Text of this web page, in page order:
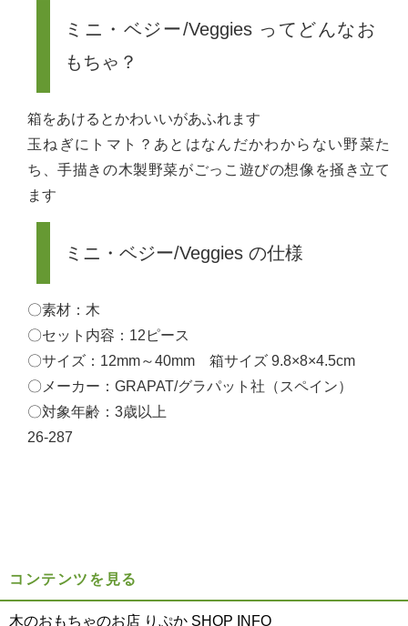
ミニ・ベジー/Veggies ってどんなお
もちゃ？
箱をあけるとかわいいがあふれます
玉ねぎにトマト？あとはなんだかわからない野菜た
ち、手描きの木製野菜がごっこ遊びの想像を掻き立て
ます
ミニ・ベジー/Veggies の仕様
〇素材：木
〇セット内容：12ピース
〇サイズ：12mm～40mm 箱サイズ 9.8×8×4.5cm
〇メーカー：GRAPAT/グラパット社（スペイン）
〇対象年齢：3歳以上
26-287
コンテンツを見る
木のおもちゃのお店 りぷか SHOP INFO